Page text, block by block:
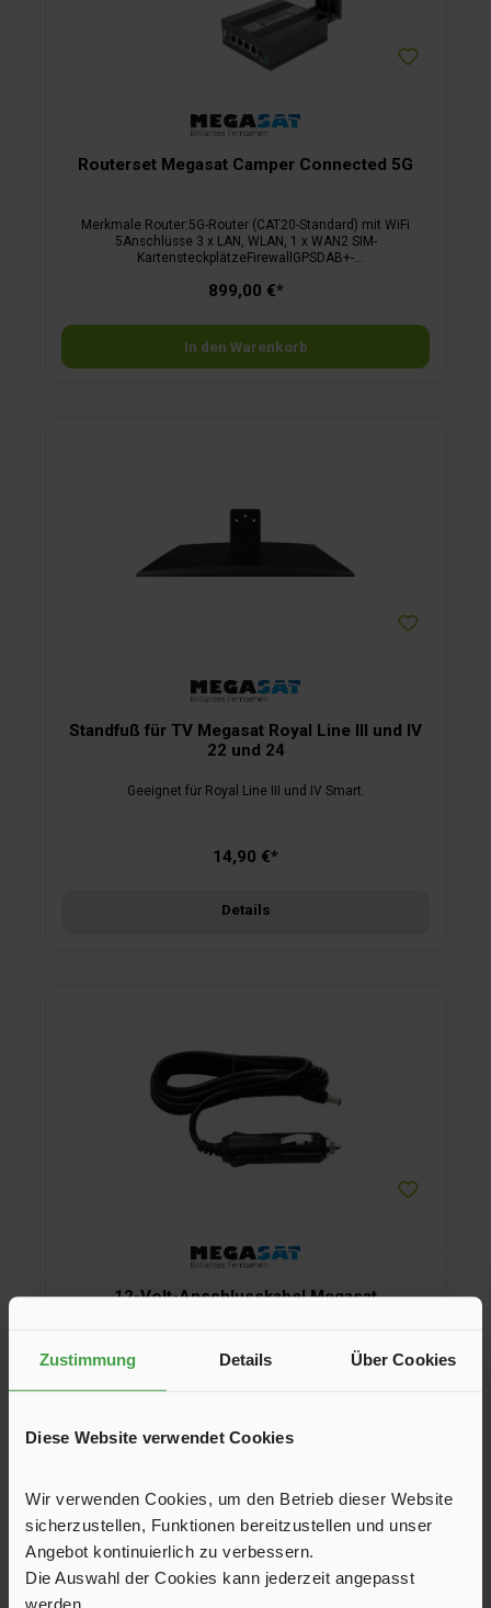
Zustimmung Details Über Cookies
Diese Website verwendet Cookies
Wir verwenden Cookies, um den Betrieb dieser Website
sicherzustellen, Funktionen bereitzustellen und unser
Angebot kontinuierlich zu verbessern.
Die Auswahl der Cookies kann jederzeit angepasst
werden.
Routerset Megasat Camper Connected 5G
Merkmale Router:5G-Router (CAT20-Standard) mit WiFi
5Anschlüsse 3 x LAN, WLAN, 1 x WAN2 SIM-
KartensteckplätzeFirewallGPSDAB+-
11,3 cmGewicht 470 g
899,00 €*
In den Warenkorb
Standfuß für TV Megasat Royal Line III und IV
22 und 24
Geeignet für Royal Line III und IV Smart.
14,90 €*
Details
12-Volt-Anschlusskabel Megasat
Für die Receiver HD-Stick 310 V3 und HD 350 V3.